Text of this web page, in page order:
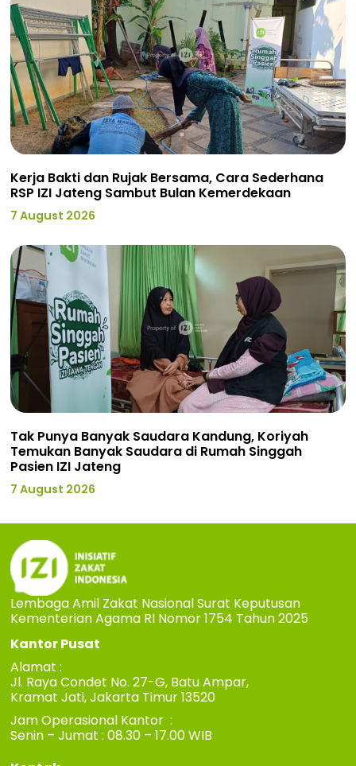
Kerja Bakti dan Rujak Bersama, Cara Sederhana
RSP IZI Jateng Sambut Bulan Kemerdekaan
7 August 2026
Tak Punya Banyak Saudara Kandung, Koriyah
Temukan Banyak Saudara di Rumah Singgah
Pasien IZI Jateng
7 August 2026
Lembaga Amil Zakat Nasional Surat Keputusan
Kementerian Agama RI Nomor 1754 Tahun 2025
Kantor Pusat
Alamat :
Jl. Raya Condet No. 27-G, Batu Ampar,
Kramat Jati, Jakarta Timur 13520
Jam Operasional Kantor :
Senin – Jumat : 08.30 – 17.00 WIB